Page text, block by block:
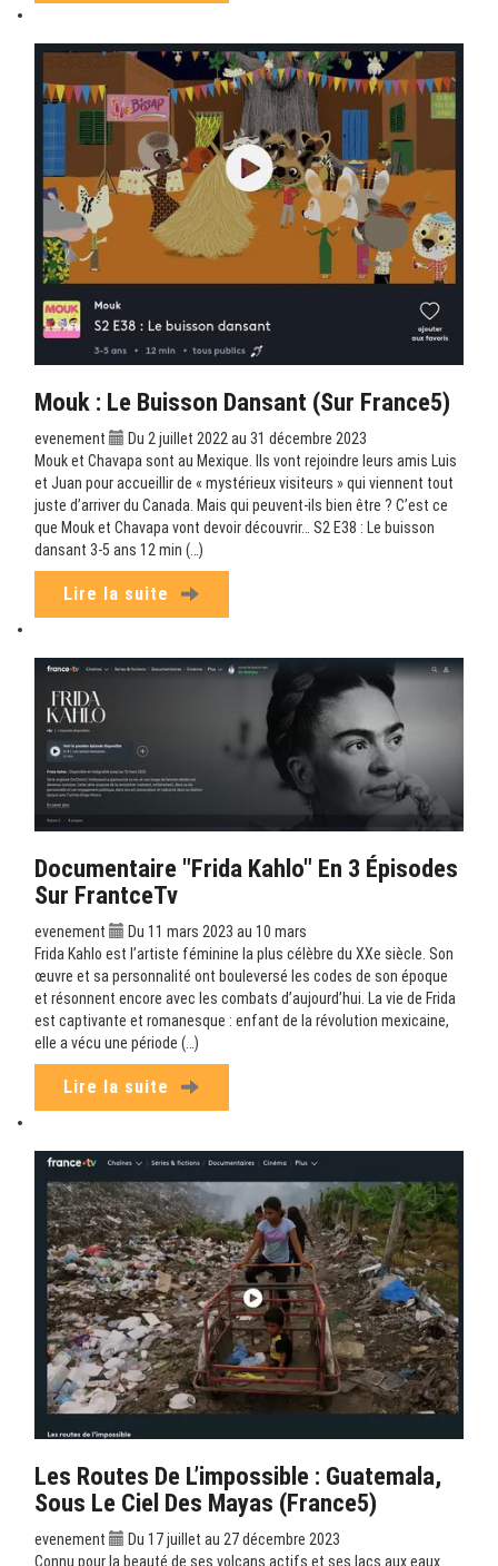
Mouk : Le Buisson Dansant (sur France5)
evenement
Du 2 juillet 2022 au 31 décembre 2023
Mouk et Chavapa sont au Mexique. Ils vont rejoindre leurs amis Luis
et Juan pour accueillir de « mystérieux visiteurs » qui viennent tout
juste d’arriver du Canada. Mais qui peuvent-ils bien être ? C’est ce
que Mouk et Chavapa vont devoir découvrir… S2 E38 : Le buisson
dansant 3-5 ans 12 min (…)
Lire la suite
Documentaire "Frida Kahlo" En 3 Épisodes
Sur FrantceTv
evenement
Du 11 mars 2023 au 10 mars
Frida Kahlo est l’artiste féminine la plus célèbre du XXe siècle. Son
œuvre et sa personnalité ont bouleversé les codes de son époque
et résonnent encore avec les combats d’aujourd’hui. La vie de Frida
est captivante et romanesque : enfant de la révolution mexicaine,
elle a vécu une période (…)
Lire la suite
Les Routes De L’impossible : Guatemala,
Sous Le Ciel Des Mayas (France5)
evenement
Du 17 juillet au 27 décembre 2023
Connu pour la beauté de ses volcans actifs et ses lacs aux eaux